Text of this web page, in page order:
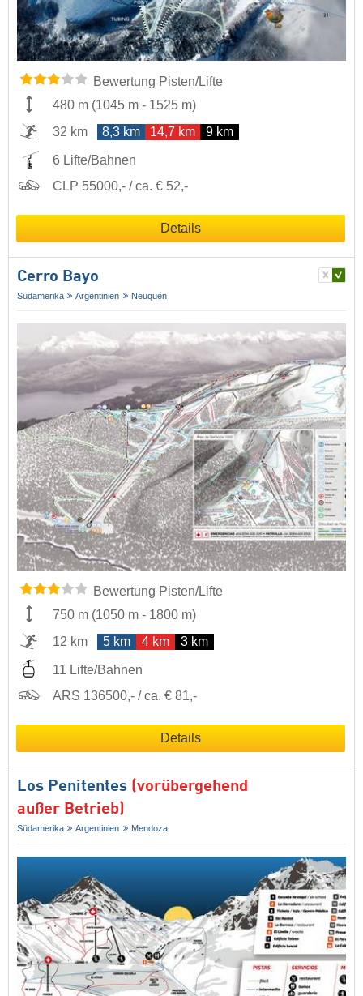
Bewertung Pisten/Lifte
480 m (1045 m - 1525 m)
32 km
8,3 km 14,7 km 9 km
6 Lifte/Bahnen
CLP 55000,- / ca. € 52,-
Details
Cerro Bayo
Südamerika Argentinien Neuquén
Bewertung Pisten/Lifte
750 m (1050 m - 1800 m)
12 km
5 km 4 km 3 km
11 Lifte/Bahnen
ARS 136500,- / ca. € 81,-
Details
Los Penitentes (vorübergehend
außer Betrieb)
Südamerika Argentinien Mendoza